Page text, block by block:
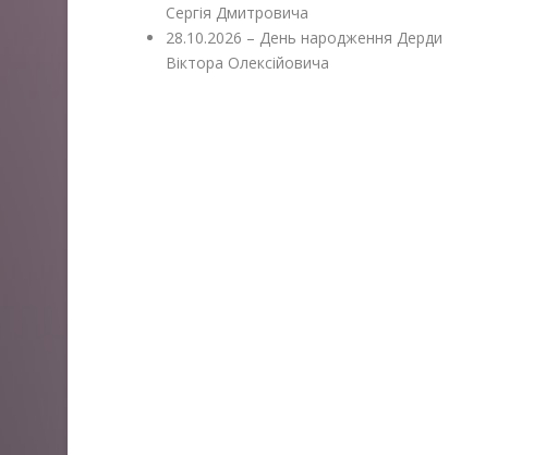
Сергія Дмитровича
28.10.2026 – День народження Дерди
Віктора Олексійовича